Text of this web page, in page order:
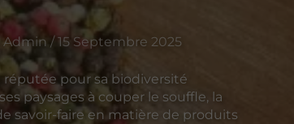
Admin / 15 Septembre 2025
réputée pour sa biodiversité
paysages à couper le souffle, la
savoir-faire en matière de produits